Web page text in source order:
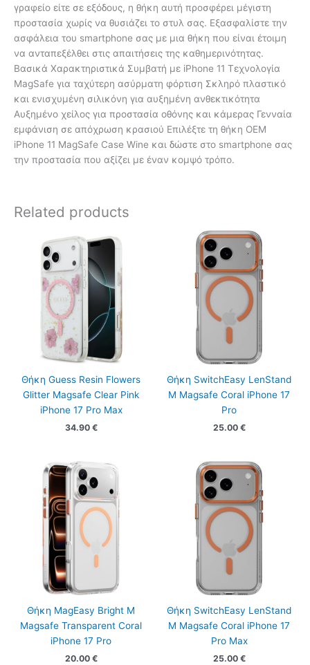
γραφείο είτε σε εξόδους, η θήκη αυτή προσφέρει μέγιστη
προστασία χωρίς να θυσιάζει το στυλ σας. Εξασφαλίστε την
ασφάλεια του smartphone σας με μια θήκη που είναι έτοιμη
να ανταπεξέλθει στις απαιτήσεις της καθημερινότητας.
Βασικά Χαρακτηριστικά Συμβατή με iPhone 11 Τεχνολογία
MagSafe για ταχύτερη ασύρματη φόρτιση Σκληρό πλαστικό
και ενισχυμένη σιλικόνη για αυξημένη ανθεκτικότητα
Αυξημένο χείλος για προστασία οθόνης και κάμερας Γενναία
εμφάνιση σε απόχρωση κρασιού Επιλέξτε τη θήκη OEM
iPhone 11 MagSafe Case Wine και δώστε στο smartphone σας
την προστασία που αξίζει με έναν κομψό τρόπο.
Related products
Θήκη Guess Resin Flowers
Glitter Magsafe Clear Pink
iPhone 17 Pro Max
34.90 €
Θήκη SwitchEasy LenStand
M Magsafe Coral iPhone 17
Pro
25.00 €
Θήκη MagEasy Bright M
Magsafe Transparent Coral
iPhone 17 Pro
20.00 €
Θήκη SwitchEasy LenStand
M Magsafe Coral iPhone 17
Pro Max
25.00 €